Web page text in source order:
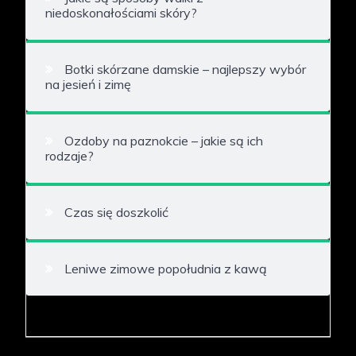
niedoskonałościami skóry?
Botki skórzane damskie – najlepszy wybór
na jesień i zimę
Ozdoby na paznokcie – jakie są ich
rodzaje?
Czas się doszkolić
Leniwe zimowe popołudnia z kawą